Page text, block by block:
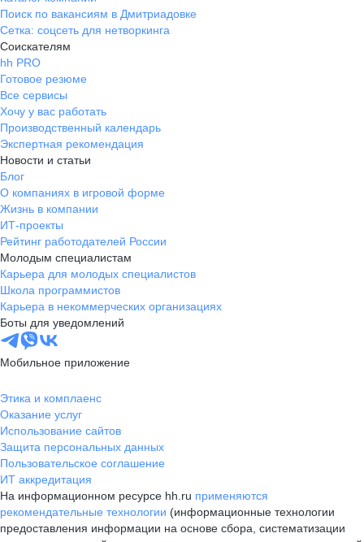
Поиск по вакансиям в Дмитриадовке
Сетка: соцсеть для нетворкинга
Соискателям
hh PRO
Готовое резюме
Все сервисы
Хочу у вас работать
Производственный календарь
Экспертная рекомендация
Новости и статьи
Блог
О компаниях в игровой форме
Жизнь в компании
ИТ-проекты
Рейтинг работодателей России
Молодым специалистам
Карьера для молодых специалистов
Школа программистов
Карьера в некоммерческих организациях
Боты для уведомлений
Мобильное приложение
Этика и комплаенс
Оказание услуг
Использование сайтов
Защита персональных данных
Пользовательское соглашение
ИТ аккредитация
На информационном ресурсе hh.ru применяются
рекомендательные технологии (информационные технологии
предоставления информации на основе сбора, систематизации